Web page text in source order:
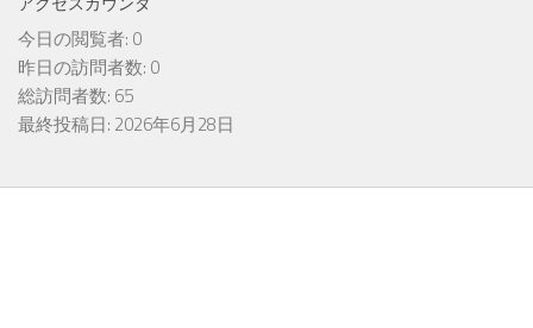
今日の閲覧者: 0
昨日の訪問者数: 0
総訪問者数: 65
最終投稿日: 2026年6月28日